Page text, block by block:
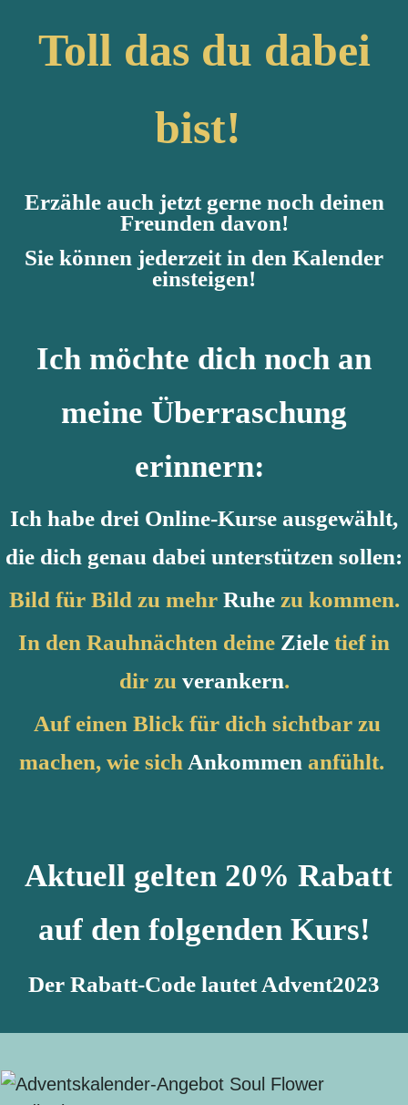
Toll das du dabei
bist!
Erzähle auch jetzt gerne noch deinen
Freunden davon!
Sie können jederzeit in den Kalender
einsteigen!
Ich möchte dich noch an
meine Überraschung
erinnern:
Ich habe drei Online-Kurse ausgewählt,
die dich genau dabei unterstützen sollen:
Bild für Bild zu mehr Ruhezu kommen.
In den Rauhnächten deine Ziele tief in
dir zu verankern.
Auf einen Blick für dich sichtbar zu
machen, wie sich Ankommen anfühlt.
Aktuell gelten 20% Rabatt
auf den folgenden Kurs!
Der Rabatt-Code lautet Advent2023